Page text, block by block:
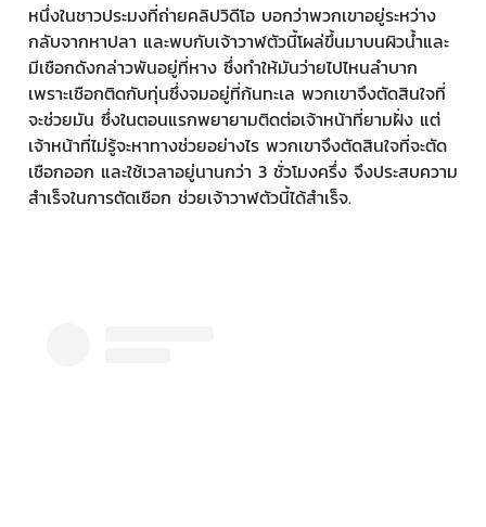
หนึ่งในชาวประมงที่ถ่ายคลิปวิดีโอ บอกว่าพวกเขาอยู่ระหว่าง
กลับจากหาปลา และพบกับเจ้าวาฬตัวนี้โผล่ขึ้นมาบนผิวน้ำและ
มีเชือกดังกล่าวพันอยู่ที่หาง ซึ่งทำให้มันว่ายไปไหนลำบาก
เพราะเชือกติดกับทุ่นซึ่งจมอยู่ที่ก้นทะเล พวกเขาจึงตัดสินใจที่
จะช่วยมัน ซึ่งในตอนแรกพยายามติดต่อเจ้าหน้าที่ยามฝั่ง แต่
เจ้าหน้าที่ไม่รู้จะหาทางช่วยอย่างไร พวกเขาจึงตัดสินใจที่จะตัด
เชือกออก และใช้เวลาอยู่นานกว่า 3 ชั่วโมงครึ่ง จึงประสบความ
สำเร็จในการตัดเชือก ช่วยเจ้าวาฬตัวนี้ได้สำเร็จ.